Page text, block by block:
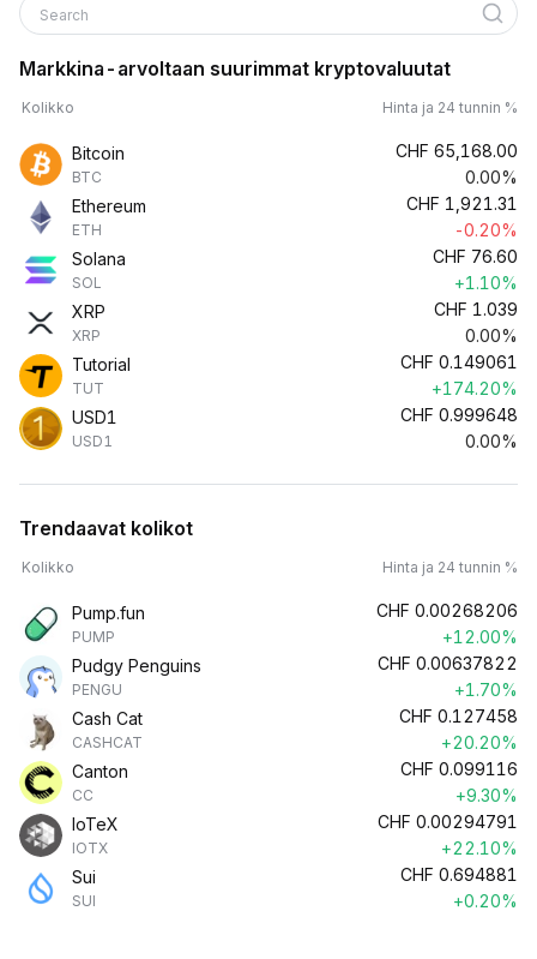
Search
Markkina-arvoltaan suurimmat kryptovaluutat
Kolikko Hinta ja 24 tunnin %
Bitcoin
BTC
CHF 65,168.00
0.00%
Ethereum
ETH
CHF 1,921.31
-0.20%
Solana
SOL
CHF 76.60
+1.10%
XRP
XRP
CHF 1.039
0.00%
Tutorial
TUT
CHF 0.149061
+174.20%
USD1
USD1
CHF 0.999648
0.00%
Trendaavat kolikot
Kolikko Hinta ja 24 tunnin %
Pump.fun
PUMP
CHF 0.00268206
+12.00%
Pudgy Penguins
PENGU
CHF 0.00637822
+1.70%
Cash Cat
CASHCAT
CHF 0.127458
+20.20%
Canton
CC
CHF 0.099116
+9.30%
IoTeX
IOTX
CHF 0.00294791
+22.10%
Sui
SUI
CHF 0.694881
+0.20%